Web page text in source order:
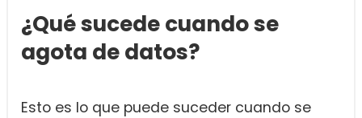
¿Qué sucede cuando se
agota de datos?
Esto es lo que puede suceder cuando se